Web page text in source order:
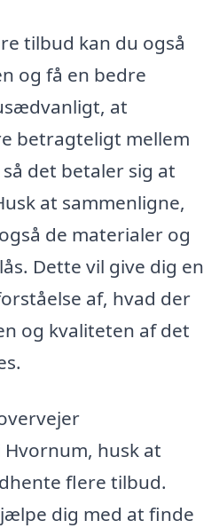
tilbud kan du også
og få en bedre
at
betragteligt mellem
det betaler sig at
at sammenligne,
de materialer og
Dette vil give dig en
af, hvad der
og kvaliteten af det
husk at
flere tilbud.
dig med at finde